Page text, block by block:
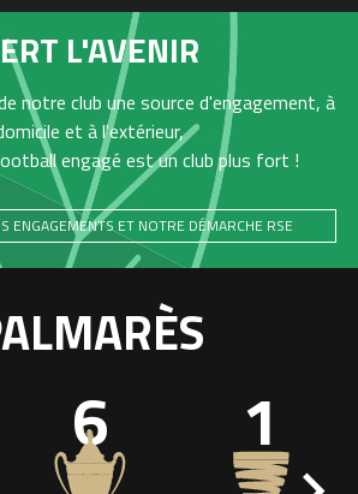
L'AVENIR
notre club une source d'engagement, à
et à l'extérieur,
engagé est un club plus fort !
ENGAGEMENTS ET NOTRE DÉMARCHE RSE
6 1